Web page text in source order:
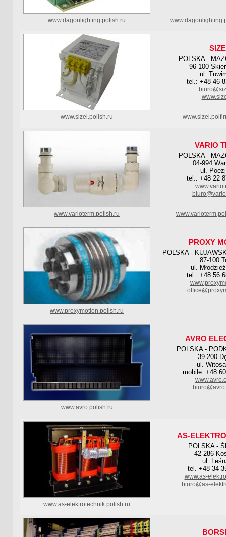
www.dagonlighting.polish.ru
POLSKA -
96-100
ul.
tel.: +48 46
www.sizei.polish.ru
VARIO
POLSKA -
04-994
ul.
tel.: +48 22
www.varioterm.polish.ru
PROXY
POLSKA -
87-100
ul.
tel.: +48 56
www.proxymotion.polish.ru
AVRO
POLSKA -
39-200
ul.
mobile: +48
www.avro.polish.ru
AS-
POLSKA -
42-286
ul.
tel. +48 34
www.as-
biuro@as-
www.as-elektrotechnik.polish.ru